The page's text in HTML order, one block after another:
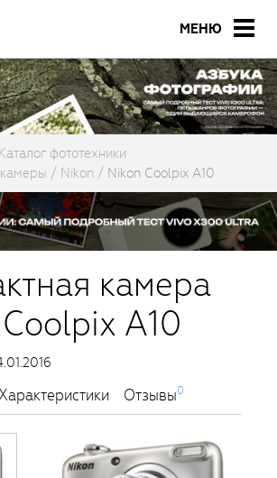
МЕНЮ
Каталог фототехники
Nikon Nikon Coolpix A10
камера
A10
Отзывы0